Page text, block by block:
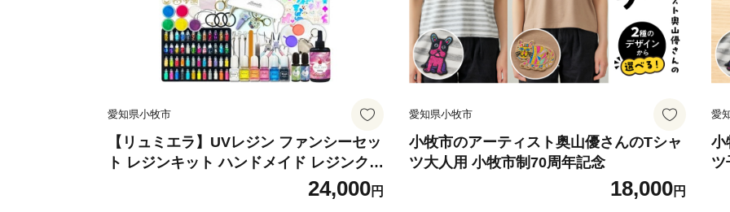
愛知県小牧市
【リュミエラ】UVレジン ファンシーセッ
ト レジンキット ハンドメイド レジンクラ
フト アクセサリーキット 手作り セット
24,000円
愛知県小牧市
小牧市のアーティスト奥山優さんのTシャ
ツ大人用 小牧市制70周年記念
18,000円
愛
小
ツ